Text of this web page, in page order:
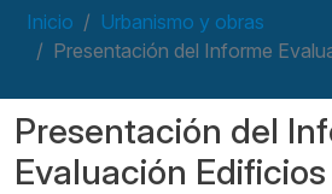
Inicio
Urbanismo y obras
Presentación del Informe
Presentación del
Evaluación Edificios